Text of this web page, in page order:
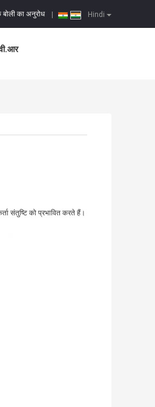
Hindi
बोली का अनुरोध
संतुष्टि को प्रभावित करते हैं।